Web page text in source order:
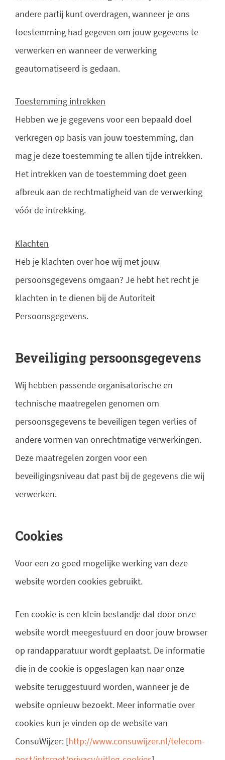
andere partij kunt overdragen, wanneer je ons
toestemming had gegeven om jouw gegevens te
verwerken en wanneer de verwerking
geautomatiseerd is gedaan.
Toestemming intrekken
Hebben we je gegevens voor een bepaald doel
verkregen op basis van jouw toestemming, dan
mag je deze toestemming te allen tijde intrekken.
Het intrekken van de toestemming doet geen
afbreuk aan de rechtmatigheid van de verwerking
vóór de intrekking.
Klachten
Heb je klachten over hoe wij met jouw
persoonsgegevens omgaan? Je hebt het recht je
klachten in te dienen bij de Autoriteit
Persoonsgegevens.
Beveiliging persoonsgegevens
Wij hebben passende organisatorische en
technische maatregelen genomen om
persoonsgegevens te beveiligen tegen verlies of
andere vormen van onrechtmatige verwerkingen.
Deze maatregelen zorgen voor een
beveiligingsniveau dat past bij de gegevens die wij
verwerken.
Cookies
Voor een zo goed mogelijke werking van deze
website worden cookies gebruikt.
Een cookie is een klein bestandje dat door onze
website wordt meegestuurd en door jouw browser
op randapparatuur wordt geplaatst. De informatie
die in de cookie is opgeslagen kan naar onze
website teruggestuurd worden, wanneer je de
website opnieuw bezoekt. Meer informatie over
cookies kun je vinden op de website van
ConsuWijzer: [http://www.consuwijzer.nl/telecom-